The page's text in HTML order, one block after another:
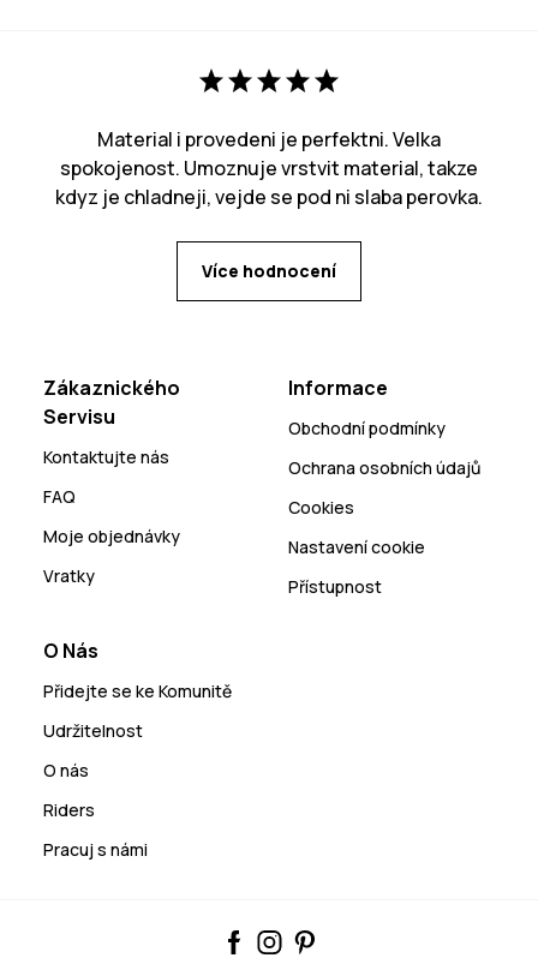
Material i provedeni je perfektni. Velka
spokojenost. Umoznuje vrstvit material, takze
kdyz je chladneji, vejde se pod ni slaba perovka.
Více hodnocení
Zákaznického
Servisu
Kontaktujte nás
FAQ
Moje objednávky
Vratky
Informace
Obchodní podmínky
Ochrana osobních údajů
Cookies
Nastavení cookie
Přístupnost
O Nás
Přidejte se ke Komunitě
Udržitelnost
O nás
Riders
Pracuj s námi